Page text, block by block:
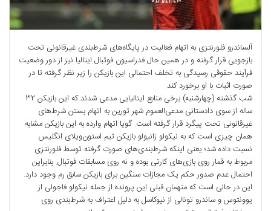
آلساندرو فلورنتزی به اتهام فعالیت در پایگاه‌های شرط‌بندی غیرقانونی تحت
بازجویی قرار گرفته و در همین حال فدراسیون فوتبال ایتالیا نیز از دور وضعیت
فرآیند حقوقی رسیدگی به تخلف احتمالی این بازیکن را زیر نظر گرفته تا در
صورت اثبات با او برخورد کند.
شب گذشته (چهارشنبه) برخی منابع ایتالیایی مدعی شدند که این بازیکن 32
ساله از سوی دادستانی مدعی‌العموم شهر تورین به اتهام بستن شرط‌های
غیرقانونی تحت پیگرد قرار گرفته است. گویا اتهام وارده به این بازیکن مشابه
همان چیزی است که به نیکولو زانیولو بازیکن تیم استون‌ویلای انگلیس
نسبت داده شد؛ یعنی اینکه شرط‌بندی‌های صورت گرفته توسط فلورنتزی
مربوط به قمار روی بازی‌های کارتی بوده و نه روی مسابقات فوتبال. بنابراین
احتمال عدم صدور حکم یک مجازات سنگین برای بازیکن سابق رم وجود دارد.
این در حالی است که متهمان قبلی این پرونده از جمله نیکولو فاجولی از
یوونتوس و ساندرو تونالی از نیوکاسل به دلیل اعتراف به شرط‌بندی روی